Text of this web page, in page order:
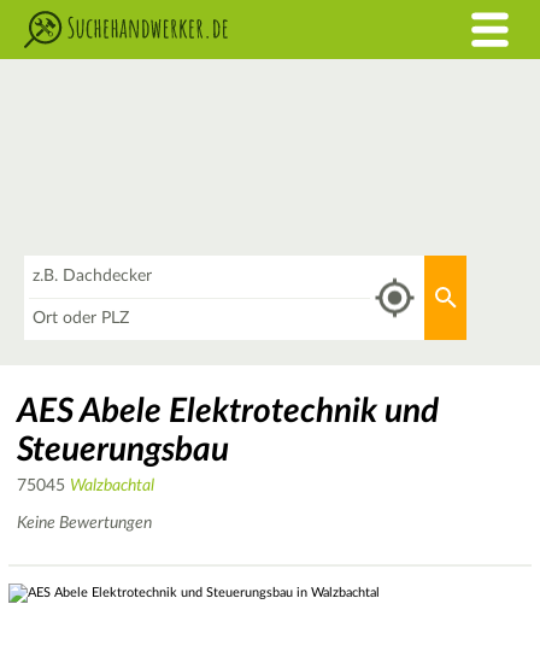
AES Abele Elektrotechnik und
Steuerungsbau
75045 Walzbachtal
Keine Bewertungen